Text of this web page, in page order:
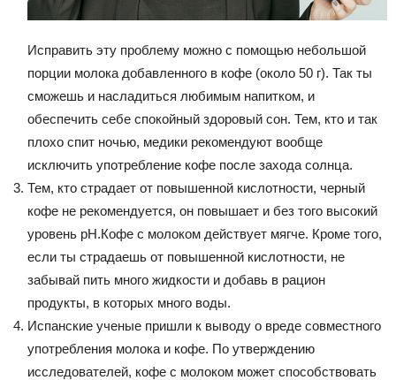
Исправить эту проблему можно с помощью небольшой
порции молока добавленного в кофе (около 50 г). Так ты
сможешь и насладиться любимым напитком, и
обеспечить себе спокойный здоровый сон. Тем, кто и так
плохо спит ночью, медики рекомендуют вообще
исключить употребление кофе после захода солнца.
Тем, кто страдает от повышенной кислотности, черный
кофе не рекомендуется, он повышает и без того высокий
уровень pH.Кофе с молоком действует мягче. Кроме того,
если ты страдаешь от повышенной кислотности, не
забывай пить много жидкости и добавь в рацион
продукты, в которых много воды.
Испанские ученые пришли к выводу о вреде совместного
употребления молока и кофе. По утверждению
исследователей, кофе с молоком может способствовать